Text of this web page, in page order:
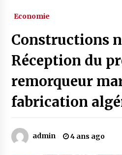
Magie de sorcier
4 ans ago
Oum el Gaïla /
4 ans ago
4 ans ago
Economie
Constructions
Réception du
remorqueur
fabrication
admin 4 ans ago